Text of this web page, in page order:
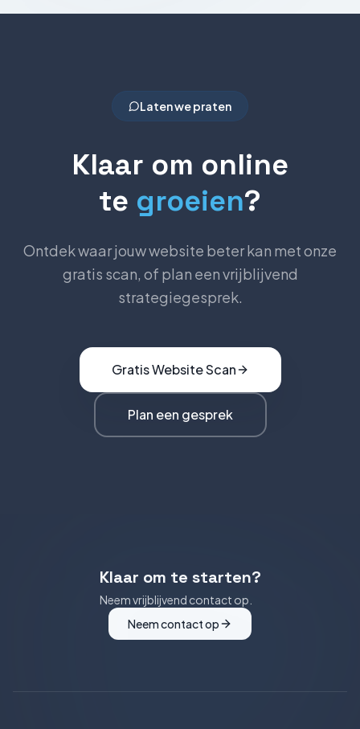
Laten we praten
Klaar om online
te groeien?
Ontdek waar jouw website beter kan met onze
gratis scan, of plan een vrijblijvend
strategiegesprek.
Gratis Website Scan
Plan een gesprek
Klaar om te starten?
Neem vrijblijvend contact op.
Neem contact op